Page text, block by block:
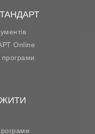
Online
програми